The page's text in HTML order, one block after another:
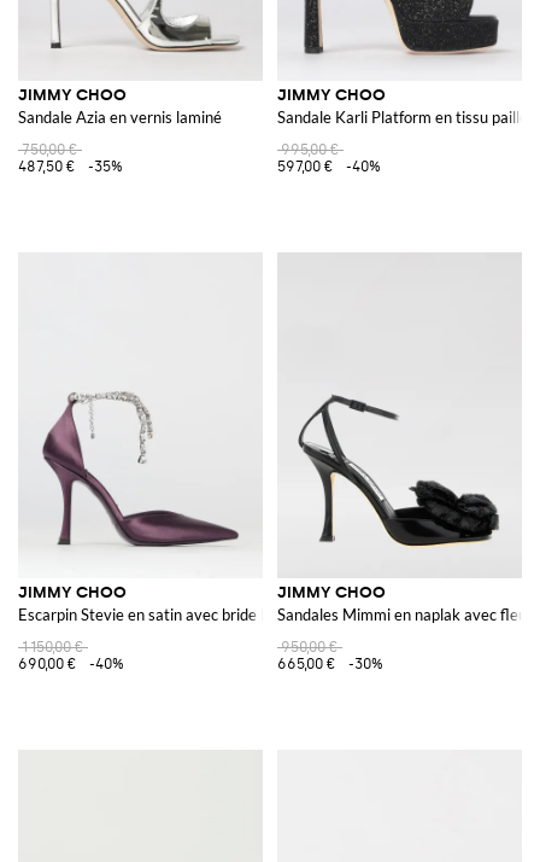
JIMMY CHOO
Sandale Azia en vernis laminé
750,00 €
487,50 €
-35%
JIMMY CHOO
Sandale Karli Platform en tissu
995,00 €
597,00 €
-40%
JIMMY CHOO
Escarpin Stevie en satin avec bride bijou
1 150,00 €
690,00 €
-40%
JIMMY CHOO
Sandales Mimmi en naplak avec fleur
950,00 €
665,00 €
-30%